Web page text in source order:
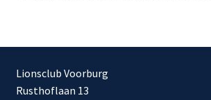
Lionsclub Voorburg
Rusthoflaan 13